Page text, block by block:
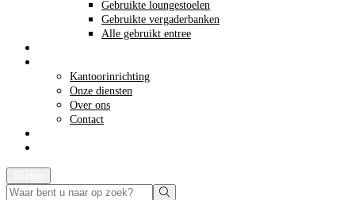
Gebruikte loungestoelen
Gebruikte vergaderbanken
Alle gebruikt entree
Kantoorinrichting
Onze diensten
Over ons
Contact